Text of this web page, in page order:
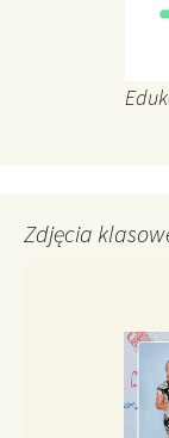
Zdjęcia